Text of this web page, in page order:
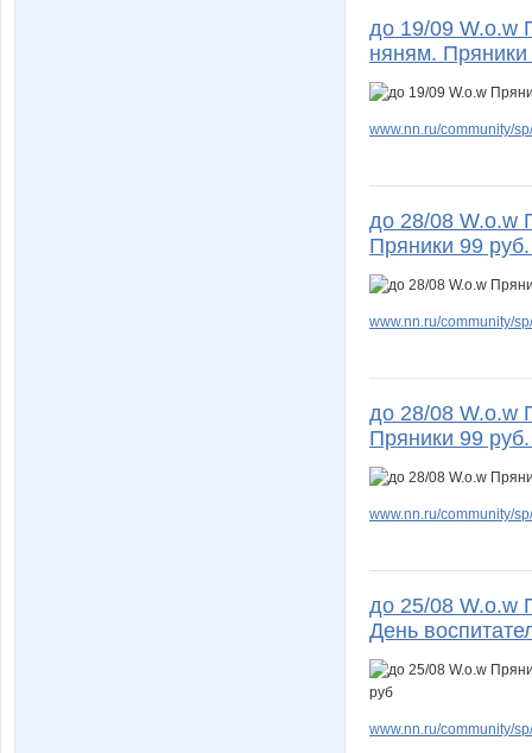
до 19/09 W.о.w
няням.
www.nn.ru/community/
до 28/08 W.о.w
Пряники 99
www.nn.ru/community/
до 28/08 W.о.w
Пряники 99
www.nn.ru/community/
до 25/08 W.о.w
День
www.nn.ru/community/